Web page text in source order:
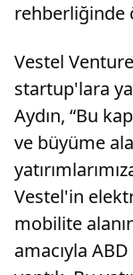
rehberliğinde
Vestel
startup'lara
Aydın, “Bu
ve büyüme
Vestel'in
mobilite
amacıyla